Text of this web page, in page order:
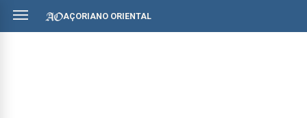
AÇORIANO ORIENTAL